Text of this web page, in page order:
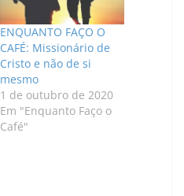
ENQUANTO FAÇO O
CAFÉ: Missionário de
Cristo e não de si
mesmo
1 de outubro de 2020
Em "Enquanto Faço o
Café"